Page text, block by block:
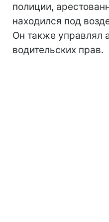
полиции,
находился под
Он также управлял
водительских прав.